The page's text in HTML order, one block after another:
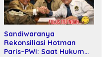
Sandiwaranya
Rekonsiliasi Hotman
Paris–PWI: Saat Hukum